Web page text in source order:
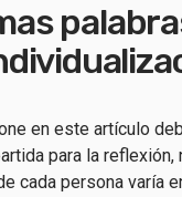
en este artículo
para la reflexión,
cada persona varía